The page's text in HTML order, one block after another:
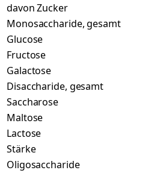
davon Zucker
Monosaccharide, gesamt
Glucose
Fructose
Galactose
Disaccharide, gesamt
Saccharose
Maltose
Lactose
Stärke
Oligosaccharide